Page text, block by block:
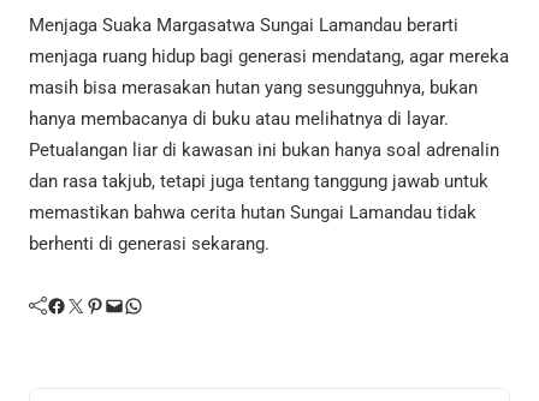
Menjaga Suaka Margasatwa Sungai Lamandau berarti
menjaga ruang hidup bagi generasi mendatang, agar mereka
masih bisa merasakan hutan yang sesungguhnya, bukan
hanya membacanya di buku atau melihatnya di layar.
Petualangan liar di kawasan ini bukan hanya soal adrenalin
dan rasa takjub, tetapi juga tentang tanggung jawab untuk
memastikan bahwa cerita hutan Sungai Lamandau tidak
berhenti di generasi sekarang.
Facebook Twitter Pinterest Mail WhatsApp